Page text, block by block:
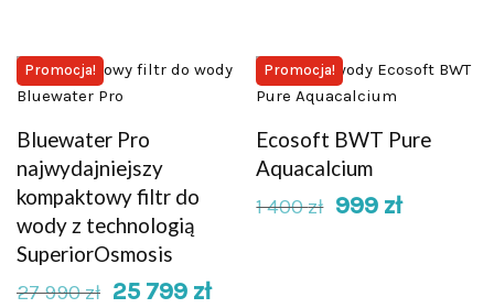
Promocja!
Bluewater Pro
najwydajniejszy
kompaktowy filtr do
wody z technologią
SuperiorOsmosis
27 990zł 25 799 zł
Promocja!
Ecosoft BWT Pure
Aquacalcium
1 400zł 999 zł